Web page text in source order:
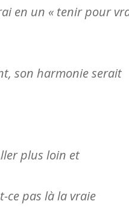
en un « tenir pour
son harmonie serait
plus loin et
ce pas là la vraie